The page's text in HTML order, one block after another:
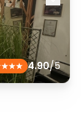
4.90/5